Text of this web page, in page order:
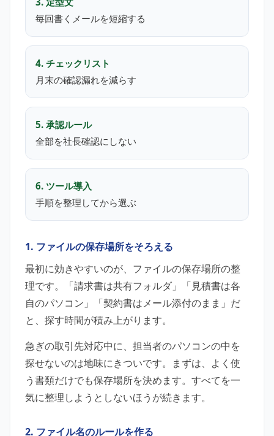
毎回書くメールを短縮する
4. チェックリスト
月末の確認漏れを減らす
5. 承認ルール
全部を社長確認にしない
6. ツール導入
手順を整理してから選ぶ
1. ファイルの保存場所をそろえる
最初に効きやすいのが、ファイルの保存場所の整
理です。「請求書は共有フォルダ」「見積書は各
自のパソコン」「契約書はメール添付のまま」だ
と、探す時間が積み上がります。
急ぎの取引先対応中に、担当者のパソコンの中を
探せないのは地味にきついです。まずは、よく使
う書類だけでも保存場所を決めます。すべてを一
気に整理しようとしないほうが続きます。
2. ファイル名のルールを作る